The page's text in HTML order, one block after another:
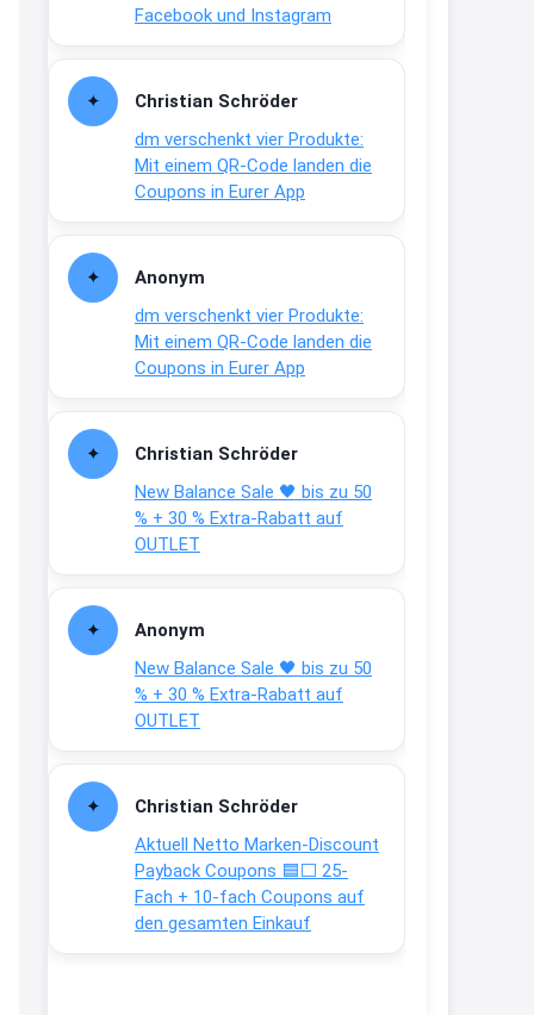
Facebook und Instagram
Christian Schröder
dm verschenkt vier Produkte:
Mit einem QR-Code landen die
Coupons in Eurer App
Anonym
dm verschenkt vier Produkte:
Mit einem QR-Code landen die
Coupons in Eurer App
Christian Schröder
New Balance Sale 🖤 bis zu 50
% + 30 % Extra-Rabatt auf
OUTLET
Anonym
New Balance Sale 🖤 bis zu 50
% + 30 % Extra-Rabatt auf
OUTLET
Christian Schröder
Aktuell Netto Marken-Discount
Payback Coupons 🟦⬜ 25-
Fach + 10-fach Coupons auf
den gesamten Einkauf
www.meineapotheke.de/
2:19
↩
Joachim
www.linda.de/vorteile/coupons/...
2:21
↩
Gratis Hitzewarn-Aufkleber /
verfärbt sich ab 28 Grad /siehe
Text weiter unten
shop.bioeg.de/aufkleber-
achtun...
↩
Joachim
Gratis personalisierte 7-Tage
Ration Micronährstoffe/ Vitamine
↩
Joachim